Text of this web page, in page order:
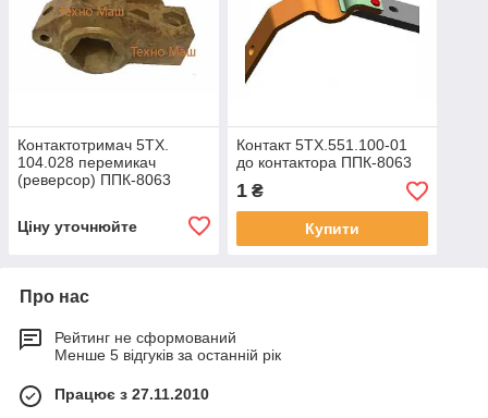
Контактотримач 5ТХ.
104.028 перемикач
(реверсор) ППК-8063
Ціну уточнюйте
Контакт 5ТХ.551.100-01
до контактора ППК-8063
1₴
Купити
Про нас
Рейтинг не сформований
Менше 5 відгуків за останній рік
Працює з 27.11.2010